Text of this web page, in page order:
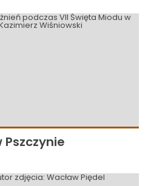
Pszczynie